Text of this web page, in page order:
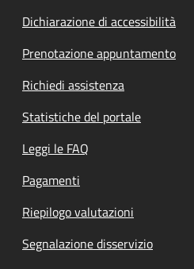
Dichiarazione di accessibilità
Prenotazione appuntamento
Richiedi assistenza
Statistiche del portale
Leggi le FAQ
Pagamenti
Riepilogo valutazioni
Segnalazione disservizio